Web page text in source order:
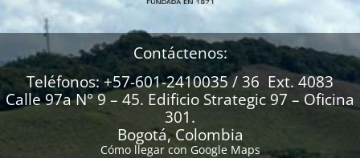
Contáctenos:
Teléfonos: +57-601-2410035 / 36 Ext. 4083
Calle 97a N° 9 – 45. Edificio Strategic 97 – Oficina
301.
Bogotá, Colombia
Cómo llegar con Google Maps